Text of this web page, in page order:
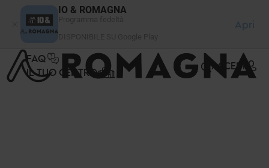
IO & ROMAGNA
Apri
FAQ
IL TUO CENTRO
ACCEDI
Pannello di gestione dei cookies